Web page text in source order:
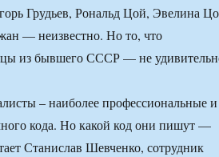
Грудьев, Рональд Цой, Эвелина
— неизвестно. Но то, что
из бывшего СССР — не
– наиболее профессиональные и
кода. Но какой код они пишут —
Станислав Шевченко, сотрудник